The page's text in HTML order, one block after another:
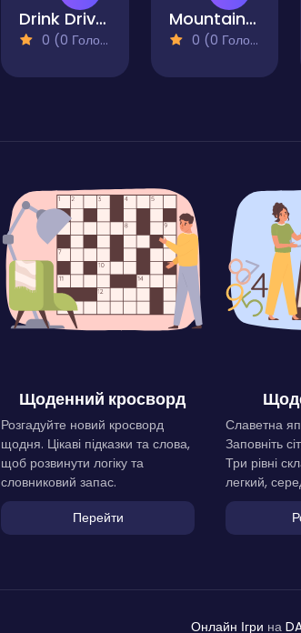
Drink Drive Survive
0 (0 Голосів)
Mountain Car Stunt
0 (0 Голосів)
Щоденний кросворд
Розгадуйте новий кросворд
щодня. Цікаві підказки та слова,
щоб розвинути логіку та
словниковий запас.
Перейти
Славетна
Заповніть
Три рівні
легкий,
Онлайн Ігри на